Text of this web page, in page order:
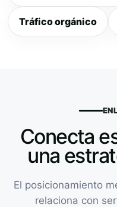
Tráfico orgánico
Conecta
una
El posicionamiento
relaciona con